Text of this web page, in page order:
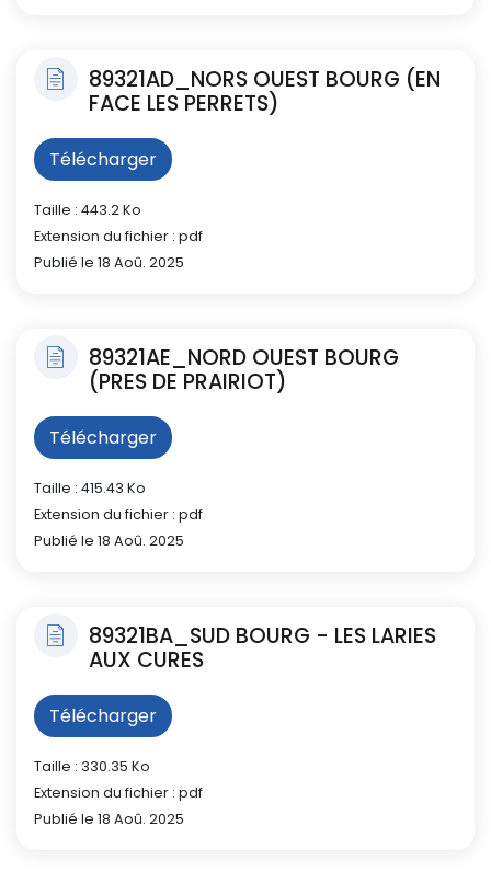
89321AD_NORS OUEST BOURG (EN
FACE LES PERRETS)
Télécharger
Taille : 443.2 Ko
Extension du fichier : pdf
Publié le 18 Aoû. 2025
89321AE_NORD OUEST BOURG
(PRES DE PRAIRIOT)
Télécharger
Taille : 415.43 Ko
Extension du fichier : pdf
Publié le 18 Aoû. 2025
89321BA_SUD BOURG - LES LARIES
AUX CURES
Télécharger
Taille : 330.35 Ko
Extension du fichier : pdf
Publié le 18 Aoû. 2025